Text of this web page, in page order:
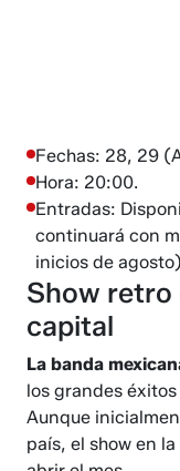
Fechas: 28, 29
Hora: 20:00.
Entradas:
continuará con
inicios de
Show retro
capital
La banda
los grandes
Aunque
país, el show en